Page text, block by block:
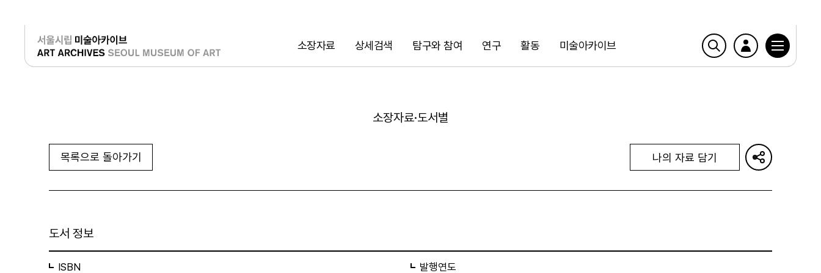
소장자료 상세검색 탐구와 참여 연구 활동 미술아카이브
검색
로그인
소장자료·도서별
목록으로 돌아가기 나의 자료 담기
도서 정보
ISBN 발행연도